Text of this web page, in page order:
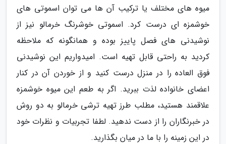
میوه های مختلف یا ترکیب آن ها می توان اسموتی های
خوشمزه ای درست کرد. اسموتی خوشرنگ خرمالو نیز از
نوشیدنی های فصل پاییز بوده و همانگونه که ملاحظه
کردید به راحتی قابل تهیه است. امیدواریم این نوشیدنی
فوق العاده را در منزل درست کنید و از خوردن آن در کنار
اعضای خانواده لذت ببرید. اگر به طعم این میوه خوشمزه
علاقمند هستید، مطلب طرز تهیه ترشی خرمالو به دو روش
در خبرنگاران را از دست ندهید. لطفا تجربیات و نظرات خود
در این زمینه را با ما در میان بگذارید.